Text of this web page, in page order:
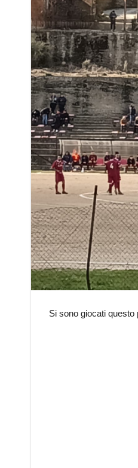
Si sono giocati questo